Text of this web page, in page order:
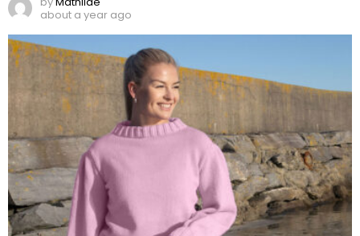
about a year ago